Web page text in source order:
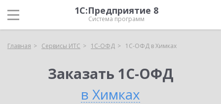
1С:Предприятие 8
Система программ
Главная Сервисы ИТС 1С-ОФД 1С-ОФД в Химках
Заказать 1С-ОФД
в Химках